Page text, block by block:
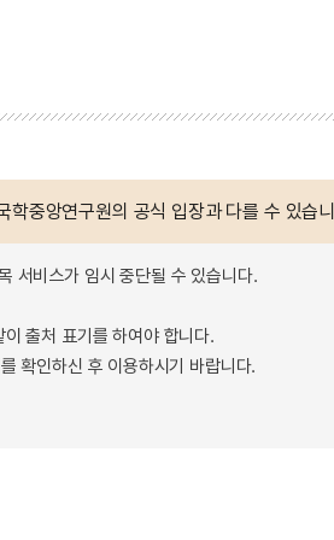
중앙연구원의 공식 입장과 다를 수 있습
서비스가 임시 중단될 수 있습니다.
출처 표기를 하여야 합니다.
확인하신 후 이용하시기 바랍니다.